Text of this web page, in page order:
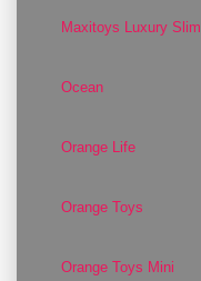
Maxitoys Luxury Slim
Ocean
Orange Life
Orange Toys
Orange Toys Mini